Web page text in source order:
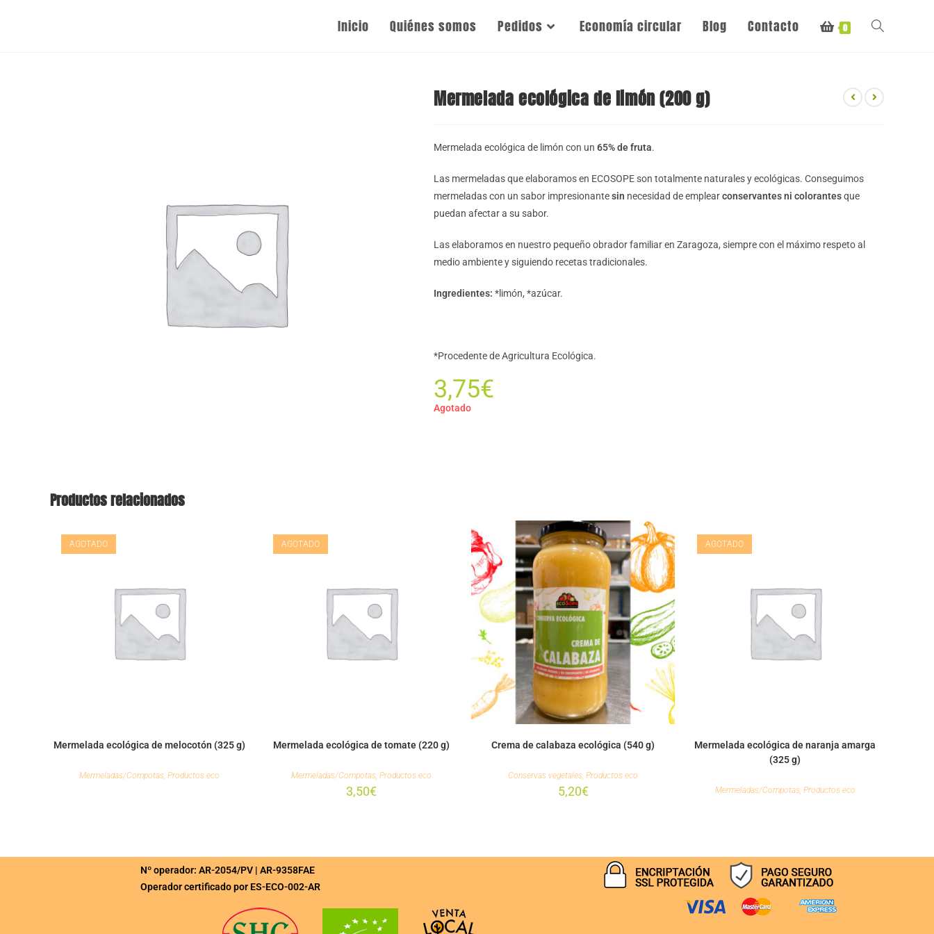
Inicio Quiénes somos Pedidos Economía circular Blog Contacto 0
Mermelada ecológica de limón (200 g)
Mermelada ecológica de limón con un 65% de fruta.
Las mermeladas que elaboramos en ECOSOPE son totalmente naturales y ecológicas. Conseguimos
mermeladas con un sabor impresionantesin necesidad de emplearconservantes ni colorantesque
puedan afectar a su sabor.
Las elaboramos en nuestro pequeño obrador familiar en Zaragoza, siempre con el máximo respeto al
medio ambiente y siguiendo recetas tradicionales.
Ingredientes: *limón, *azúcar.
*Procedente de Agricultura Ecológica.
3,75€
Agotado
Productos relacionados
AGOTADO
Mermelada ecológica de melocotón (325 g)
Mermeladas/Compotas, Productos eco
AGOTADO
Mermelada ecológica de tomate (220 g)
Mermeladas/Compotas, Productos eco
3,50€
Crema de calabaza ecológica (540 g)
Conservas vegetales Productos eco
5,20€
AGOTADO
Mermelada ecológica de naranja amarga
(325 g)
Mermeladas/Compotas, Productos eco
Nº operador: AR-2054/PV | AR-9358FAE
Operador certificado por ES-ECO-002-AR